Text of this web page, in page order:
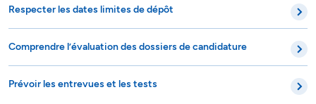
Respecter les dates limites de dépôt
Comprendre l’évaluation des dossiers de candidature
Prévoir les entrevues et les tests